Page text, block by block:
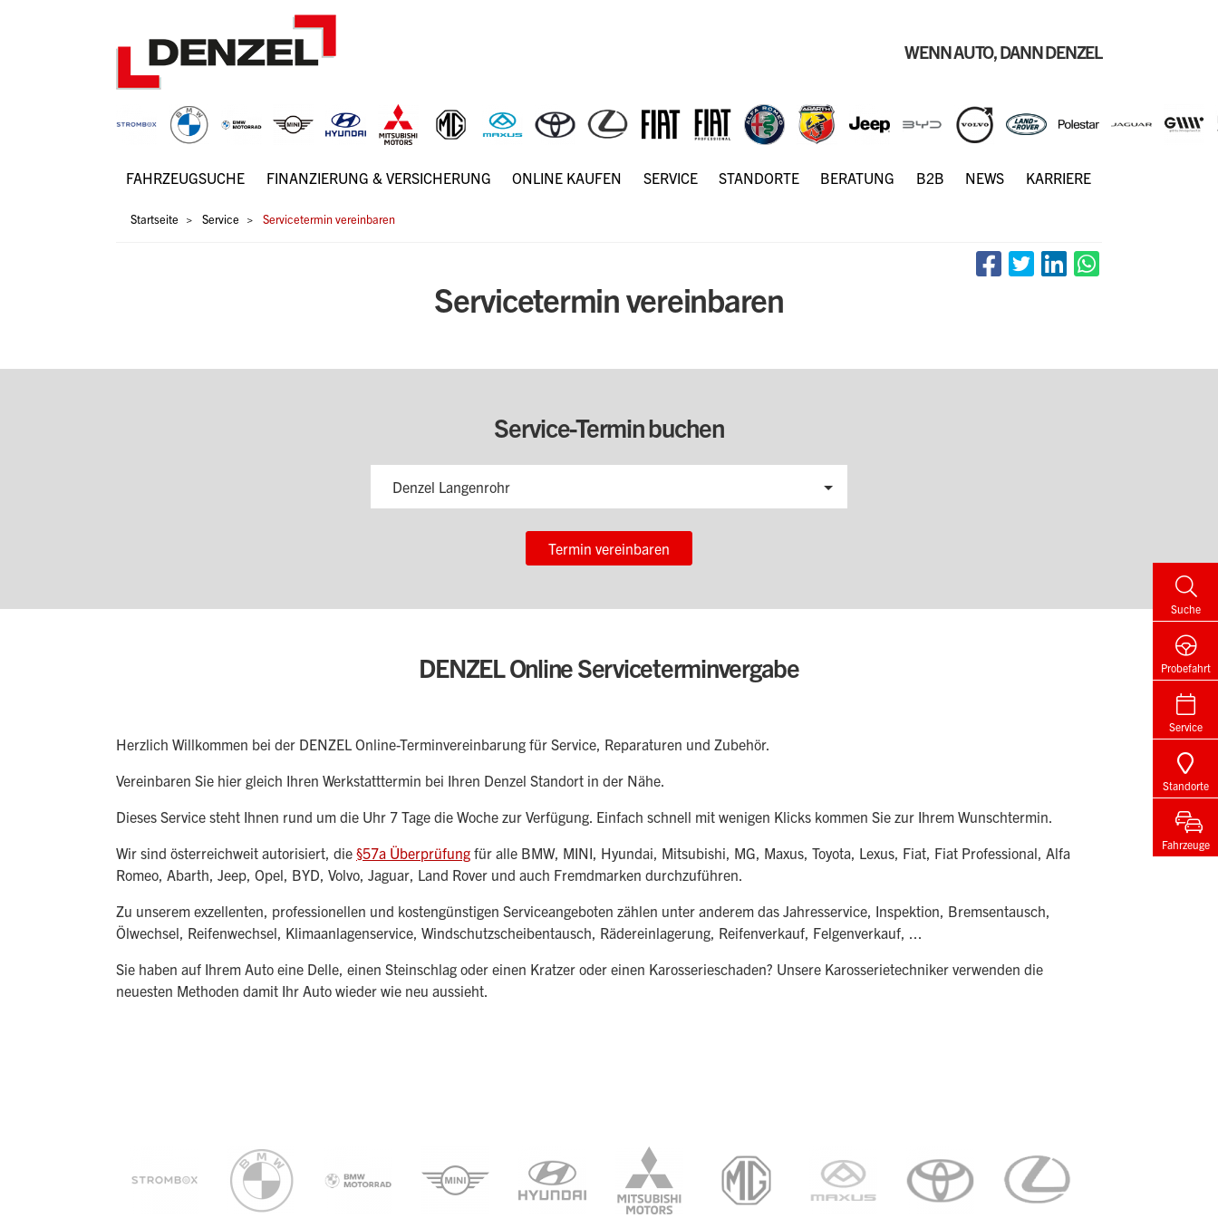
WENN AUTO, DANN DENZEL
Hauptnavigation
FAHRZEUGSUCHE FINANZIERUNG & VERSICHERUNG ONLINE KAUFEN SERVICE STANDORTE BERATUNG B2B NEWS KARRIERE
Pfadnavigation
Startseite Service Servicetermin vereinbaren
Servicetermin vereinbaren
Service-Termin buchen
Denzel Langenrohr
Termin vereinbaren
DENZEL Online Serviceterminvergabe
Herzlich Willkommen bei der DENZEL Online-Terminvereinbarung für Service, Reparaturen und Zubehör.
Vereinbaren Sie hier gleich Ihren Werkstatttermin bei Ihren Denzel Standort in der Nähe.
Dieses Service steht Ihnen rund um die Uhr 7 Tage die Woche zur Verfügung. Einfach schnell mit wenigen Klicks kommen Sie zur Ihrem Wunschtermin.
Wir sind österreichweit autorisiert, die §57a Überprüfung für alle BMW, MINI, Hyundai, Mitsubishi, MG, Maxus, Toyota, Lexus, Fiat, Fiat Professional, Alfa
Romeo, Abarth, Jeep, Opel, BYD, Volvo, Jaguar, Land Rover und auch Fremdmarken durchzuführen.
Zu unserem exzellenten, professionellen und kostengünstigen Serviceangeboten zählen unter anderem das Jahresservice, Inspektion, Bremsentausch,
Ölwechsel, Reifenwechsel, Klimaanlagenservice, Windschutzscheibentausch, Rädereinlagerung, Reifenverkauf, Felgenverkauf, ...
Sie haben auf Ihrem Auto eine Delle, einen Steinschlag oder einen Kratzer oder einen Karosserieschaden? Unsere Karosserietechniker verwenden die
neuesten Methoden damit Ihr Auto wieder wie neu aussieht.
Suche
Probefahrt
Service
Standorte
Fahrzeuge